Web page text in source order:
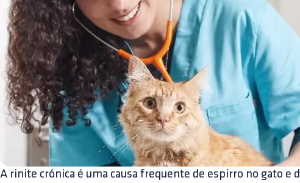
A rinite crónica é uma causa frequente de espirro no gato e